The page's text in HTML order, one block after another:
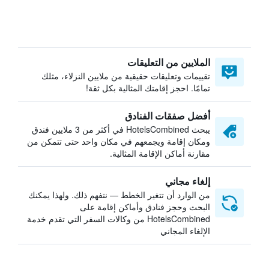
الملايين من التعليقات
تقييمات وتعليقات حقيقية من ملايين النزلاء، مثلك
تمامًا. احجز إقامتك المثالية بكل ثقة!
أفضل صفقات الفنادق
يبحث HotelsCombined في أكثر من 3 ملايين فندق
ومكان إقامة ويجمعهم في مكان واحد حتى تتمكن من
مقارنة أماكن الإقامة المثالية.
إلغاء مجاني
من الوارد أن تتغير الخطط — نتفهم ذلك. ولهذا يمكنك
البحث وحجز فنادق وأماكن إقامة على
HotelsCombined من وكالات السفر التي تقدم خدمة
الإلغاء المجاني